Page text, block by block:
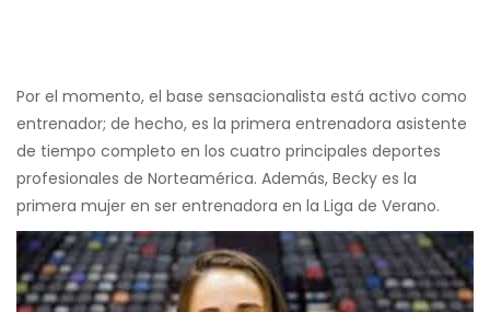
Por el momento, el base sensacionalista está activo como
entrenador; de hecho, es la primera entrenadora asistente
de tiempo completo en los cuatro principales deportes
profesionales de Norteamérica. Además, Becky es la
primera mujer en ser entrenadora en la Liga de Verano.